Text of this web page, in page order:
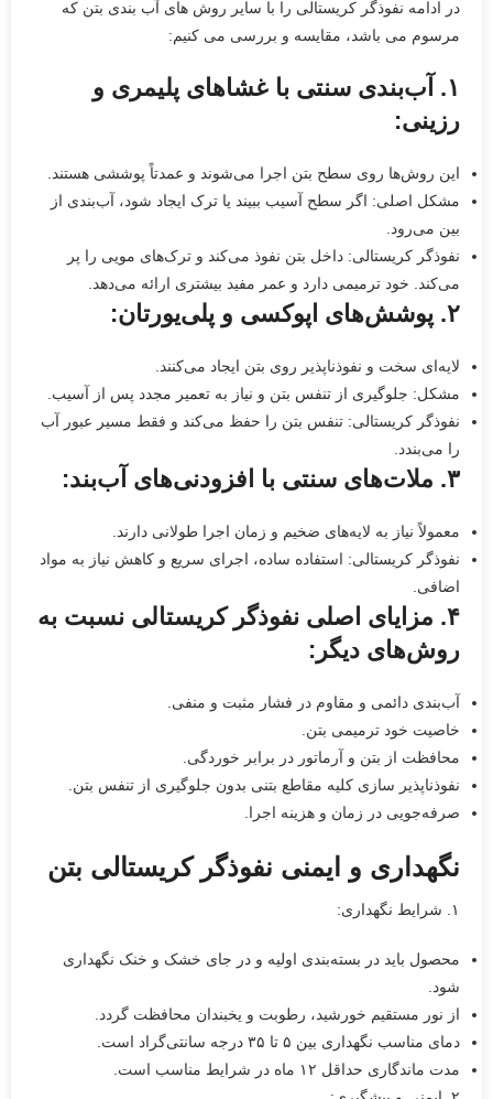
در ادامه نفوذگر کریستالی را با سایر روش های آب بندی بتن که
مرسوم می باشد، مقایسه و بررسی می کنیم:
۱. آب‌بندی سنتی با غشاهای پلیمری و
رزینی:
این روش‌ها روی سطح بتن اجرا می‌شوند و عمدتاً پوششی هستند.
مشکل اصلی: اگر سطح آسیب ببیند یا ترک ایجاد شود، آب‌بندی از
بین می‌رود.
نفوذگر کریستالی: داخل بتن نفوذ می‌کند و ترک‌های مویی را پر
می‌کند. خود ترمیمی دارد و عمر مفید بیشتری ارائه می‌دهد.
۲. پوشش‌های اپوکسی و پلی‌یورتان:
لایه‌ای سخت و نفوذناپذیر روی بتن ایجاد می‌کنند.
مشکل: جلوگیری از تنفس بتن و نیاز به تعمیر مجدد پس از آسیب.
نفوذگر کریستالی: تنفس بتن را حفظ می‌کند و فقط مسیر عبور آب
را می‌بندد.
۳. ملات‌های سنتی با افزودنی‌های آب‌بند:
معمولاً نیاز به لایه‌های ضخیم و زمان اجرا طولانی دارند.
نفوذگر کریستالی: استفاده ساده، اجرای سریع و کاهش نیاز به مواد
اضافی.
۴. مزایای اصلی نفوذگر کریستالی نسبت به
روش‌های دیگر:
آب‌بندی دائمی و مقاوم در فشار مثبت و منفی.
خاصیت خود ترمیمی بتن.
محافظت از بتن و آرماتور در برابر خوردگی.
نفوذناپذیر سازی کلیه مقاطع بتنی بدون جلوگیری از تنفس بتن.
صرفه‌جویی در زمان و هزینه اجرا.
نگهداری و ایمنی نفوذگر کریستالی بتن
۱. شرایط نگهداری:
محصول باید در بسته‌بندی اولیه و در جای خشک و خنک نگهداری
شود.
از نور مستقیم خورشید، رطوبت و یخبندان محافظت گردد.
دمای مناسب نگهداری بین ۵ تا ۳۵ درجه سانتی‌گراد است.
مدت ماندگاری حداقل ۱۲ ماه در شرایط مناسب است.